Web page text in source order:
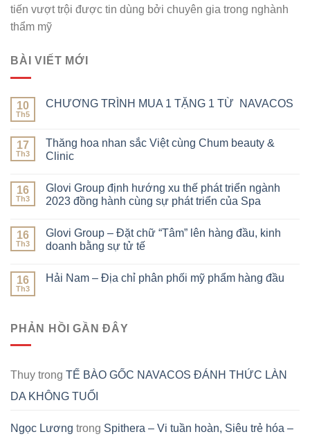
tiến vượt trội được tin dùng bởi chuyên gia trong nghành
thẩm mỹ
BÀI VIẾT MỚI
10
Th5
CHƯƠNG TRÌNH MUA 1 TẶNG 1 TỪ NAVACOS
17
Th3
Thăng hoa nhan sắc Việt cùng Chum beauty &
Clinic
16
Th3
Glovi Group định hướng xu thế phát triển ngành
2023 đồng hành cùng sự phát triển của Spa
16
Th3
Glovi Group – Đặt chữ “Tâm” lên hàng đầu, kinh
doanh bằng sự tử tế
16
Th3
Hải Nam – Địa chỉ phân phối mỹ phẩm hàng đầu
PHẢN HỒI GẦN ĐÂY
Thuy trong TẾ BÀO GỐC NAVACOS ĐÁNH THỨC LÀN
DA KHÔNG TUỔI
Ngọc Lương trong Spithera – Vi tuần hoàn, Siêu trẻ hóa –